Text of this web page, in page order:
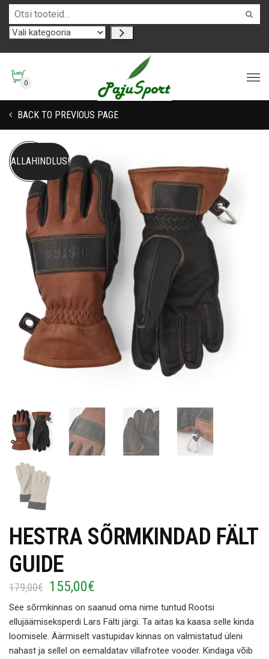
0
BACK TO PREVIOUS PAGE
ALLAHINDLUS!
HESTRA SÕRMKINDAD FÄLT
GUIDE
179,00€ Algne
hind
oli:
179,00€.
155,00€
price
is:
155,00€.
See sõrmkinnas on saanud oma nime tuntud Rootsi
ellujäämiseksperdi Lars Fälti järgi. Ta aitas ka kaasa selle kinda
loomisele. Äärmiselt vastupidav kinnas on valmistatud üleni
nahast ja sellel on eemaldatav villafrotee vooder. Kindaga võib